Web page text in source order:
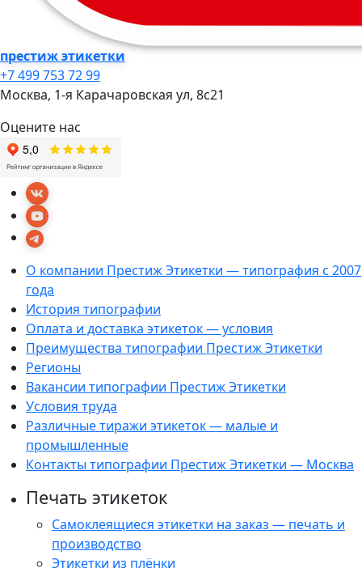
престиж этикетки
+7 499 753 72 99
Москва, 1-я Карачаровская ул, 8c21
Оцените нас
О компании Престиж Этикетки — типография с 2007
года
История типографии
Оплата и доставка этикеток — условия
Преимущества типографии Престиж Этикетки
Регионы
Вакансии типографии Престиж Этикетки
Условия труда
Различные тиражи этикеток — малые и
промышленные
Контакты типографии Престиж Этикетки — Москва
Печать этикеток
Самоклеящиеся этикетки на заказ — печать и
производство
Этикетки из плёнки